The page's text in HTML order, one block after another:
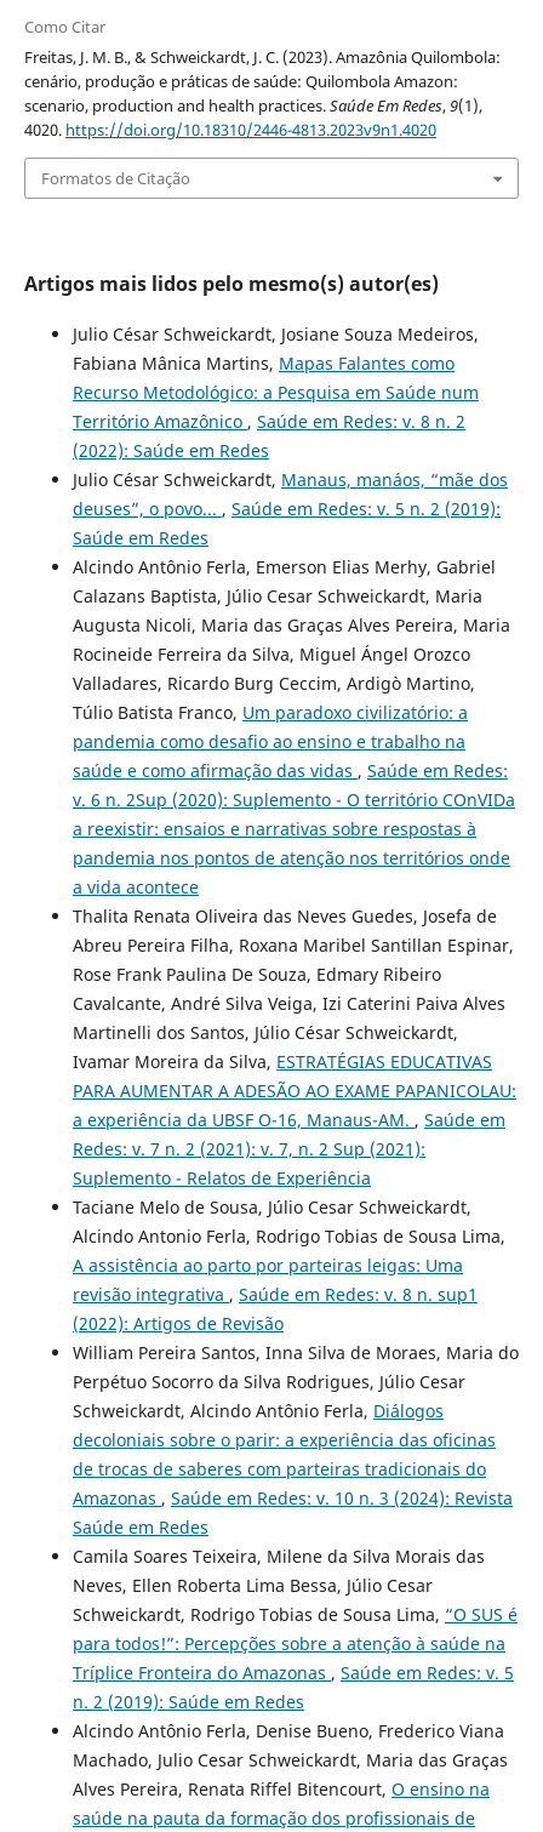
Como Citar
Freitas, J. M. B., & Schweickardt, J. C. (2023). Amazônia Quilombola:
cenário, produção e práticas de saúde: Quilombola Amazon:
scenario, production and health practices.Saúde Em Redes, 9(1),
4020. https://doi.org/10.18310/2446-4813.2023v9n1.4020
Formatos de Citação
Artigos mais lidos pelo mesmo(s) autor(es)
Julio César Schweickardt, Josiane Souza Medeiros,
Fabiana Mânica Martins, Mapas Falantes como
Recurso Metodológico: a Pesquisa em Saúde num
Território Amazônico , Saúde em Redes: v. 8 n. 2
(2022): Saúde em Redes
Julio César Schweickardt, Manaus, manáos, “mãe dos
deuses”, o povo... , Saúde em Redes: v. 5 n. 2 (2019):
Saúde em Redes
Alcindo Antônio Ferla, Emerson Elias Merhy, Gabriel
Calazans Baptista, Júlio Cesar Schweickardt, Maria
Augusta Nicoli, Maria das Graças Alves Pereira, Maria
Rocineide Ferreira da Silva, Miguel Ángel Orozco
Valladares, Ricardo Burg Ceccim, Ardigò Martino,
Túlio Batista Franco, Um paradoxo civilizatório: a
pandemia como desafio ao ensino e trabalho na
saúde e como afirmação das vidas , Saúde em Redes:
v. 6 n. 2Sup (2020): Suplemento - O território COnVIDa
a reexistir: ensaios e narrativas sobre respostas à
pandemia nos pontos de atenção nos territórios onde
a vida acontece
Thalita Renata Oliveira das Neves Guedes, Josefa de
Abreu Pereira Filha, Roxana Maribel Santillan Espinar,
Rose Frank Paulina De Souza, Edmary Ribeiro
Cavalcante, André Silva Veiga, Izi Caterini Paiva Alves
Martinelli dos Santos, Júlio César Schweickardt,
Ivamar Moreira da Silva, ESTRATÉGIAS EDUCATIVAS
PARA AUMENTAR A ADESÃO AO EXAME PAPANICOLAU:
a experiência da UBSF O-16, Manaus-AM. , Saúde em
Redes: v. 7 n. 2 (2021): v. 7, n. 2 Sup (2021):
Suplemento - Relatos de Experiência
Taciane Melo de Sousa, Júlio Cesar Schweickardt,
Alcindo Antonio Ferla, Rodrigo Tobias de Sousa Lima,
A assistência ao parto por parteiras leigas: Uma
revisão integrativa , Saúde em Redes: v. 8 n. sup1
(2022): Artigos de Revisão
William Pereira Santos, Inna Silva de Moraes, Maria do
Perpétuo Socorro da Silva Rodrigues, Júlio Cesar
Schweickardt, Alcindo Antônio Ferla, Diálogos
decoloniais sobre o parir: a experiência das oficinas
de trocas de saberes com parteiras tradicionais do
Amazonas , Saúde em Redes: v. 10 n. 3 (2024): Revista
Saúde em Redes
Camila Soares Teixeira, Milene da Silva Morais das
Neves, Ellen Roberta Lima Bessa, Júlio Cesar
Schweickardt, Rodrigo Tobias de Sousa Lima, “O SUS é
para todos!”: Percepções sobre a atenção à saúde na
Tríplice Fronteira do Amazonas , Saúde em Redes: v. 5
n. 2 (2019): Saúde em Redes
Alcindo Antônio Ferla, Denise Bueno, Frederico Viana
Machado, Julio Cesar Schweickardt, Maria das Graças
Alves Pereira, Renata Riffel Bitencourt, O ensino na
saúde na pauta da formação dos profissionais de